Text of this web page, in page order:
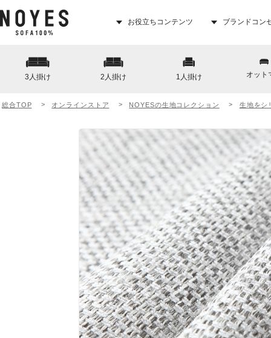
お役立ちコンテンツ ブランドコン
3人掛け 2人掛け 1人掛け オット
総合TOP オンラインストア NOYESの生地コレクション 生地をシ